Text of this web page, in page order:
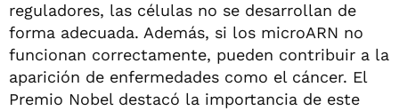
reguladores, las células no se desarrollan de
forma adecuada. Además, si los microARN no
funcionan correctamente, pueden contribuir a la
aparición de enfermedades como el cáncer. El
Premio Nobel destacó la importancia de este